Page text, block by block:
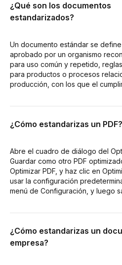
¿Qué son los documentos
estandarizados?
Un documento estándar se
aprobado por un organismo
para uso común y repetido,
para productos o procesos
producción, con los que el
¿Cómo estandarizas un PDF?
Abre el cuadro de diálogo del
Guardar como otro PDF
Optimizar PDF, y haz clic en
usar la configuración
menú de Configuración, y luego
¿Cómo estandarizas un
empresa?